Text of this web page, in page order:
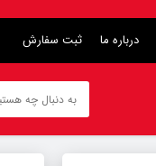
درباره ما ثبت سفارش